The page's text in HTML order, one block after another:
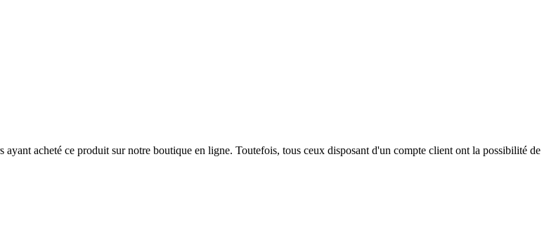
acheté ce produit sur notre boutique en ligne. Toutefois, tous ceux disposant d'un compte client ont la possibilité de